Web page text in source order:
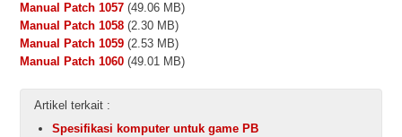
Manual Patch 1057 (49.06 MB)
Manual Patch 1058 (2.30 MB)
Manual Patch 1059 (2.53 MB)
Manual Patch 1060 (49.01 MB)
Artikel terkait :
Spesifikasi komputer untuk game PB